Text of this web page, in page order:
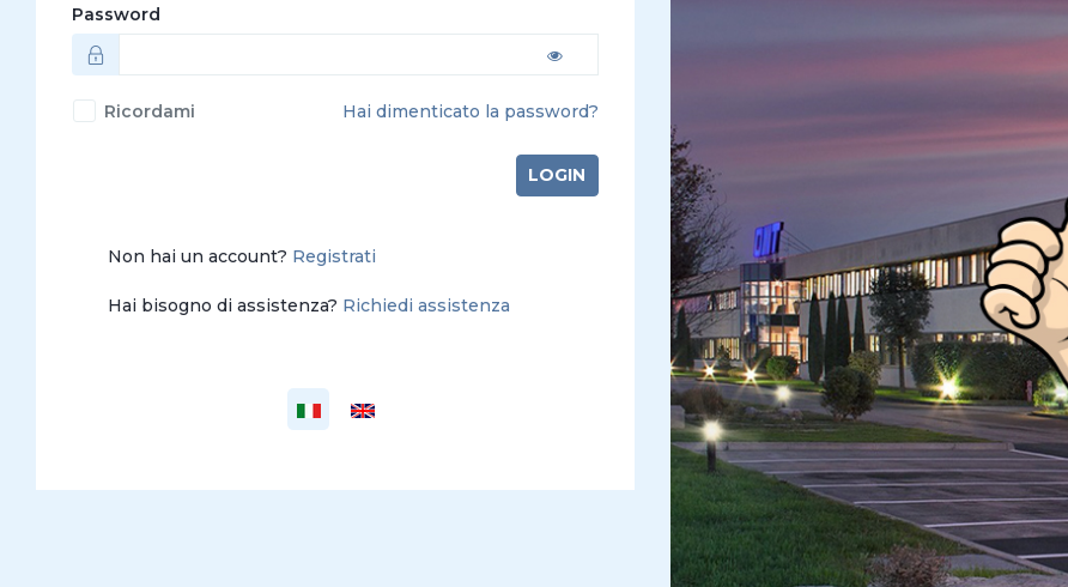
Password
Ricordami Hai dimenticato la password?
LOGIN
Non hai un account? Registrati
Hai bisogno di assistenza? Richiedi assistenza